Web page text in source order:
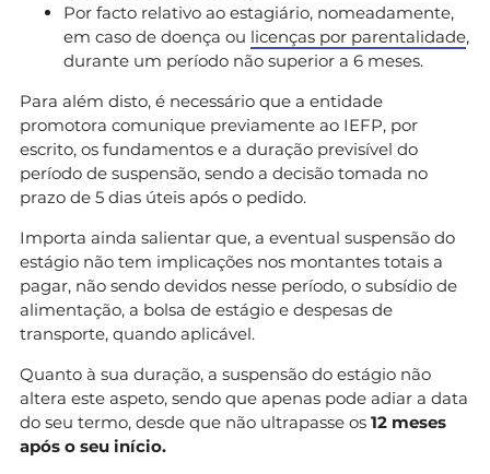
Por facto relativo ao estagiário, nomeadamente,
em caso de doença ou licenças por parentalidade,
durante um período não superior a 6 meses.
Para além disto, é necessário que a entidade
promotora comunique previamente ao IEFP, por
escrito, os fundamentos e a duração previsível do
período de suspensão, sendo a decisão tomada no
prazo de 5 dias úteis após o pedido.
Importa ainda salientar que, a eventual suspensão do
estágio não tem implicações nos montantes totais a
pagar, não sendo devidos nesse período, o subsídio de
alimentação, a bolsa de estágio e despesas de
transporte, quando aplicável.
Quanto à sua duração, a suspensão do estágio não
altera este aspeto, sendo que apenas pode adiar a data
do seu termo, desde que não ultrapasse os 12 meses
após o seu início.